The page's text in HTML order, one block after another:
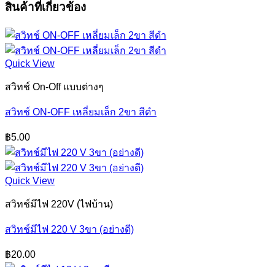
สินค้าที่เกี่ยวข้อง
Quick View
สวิทช์ On-Off แบบต่างๆ
สวิทช์ ON-OFF เหลี่ยมเล็ก 2ขา สีดำ
฿5.00
Quick View
สวิทช์มีไฟ 220V (ไฟบ้าน)
สวิทช์มีไฟ 220 V 3ขา (อย่างดี)
฿20.00